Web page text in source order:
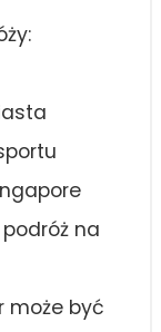
na
może być